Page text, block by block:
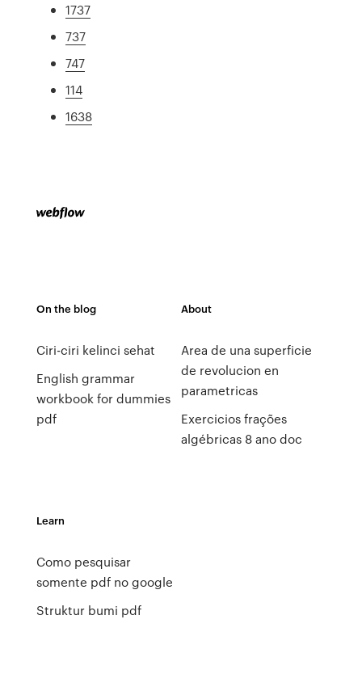
1737
737
747
114
1638
On the blog
Ciri-ciri kelinci sehat
English grammar
workbook for dummies
pdf
About
Area de una superficie
de revolucion en
parametricas
Exercicios frações
algébricas 8 ano doc
Learn
Como pesquisar
somente pdf no google
Struktur bumi pdf